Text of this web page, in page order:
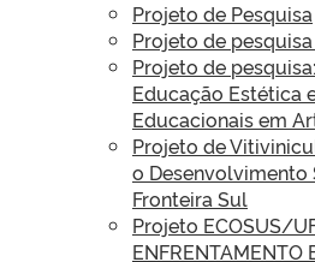
Projeto de Pesquisa
Projeto de
Projeto de
Educação Estética
Educacionais em
Projeto de
o Desenvolvimento
Fronteira Sul
Projeto ECOSUS/
ENFRENTAMENTO